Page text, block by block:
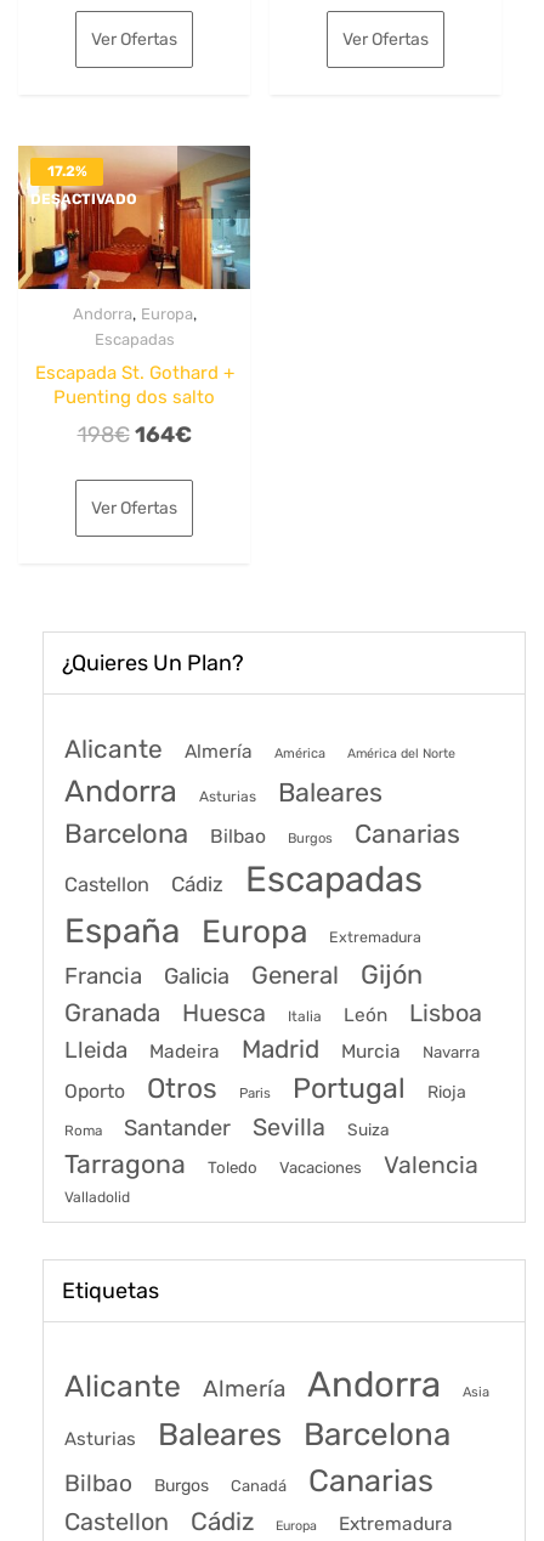
original
era: es:
Ver Ofertas
original
era:
es:
Ver Ofertas
17.2%
DESACTIVADO
Andorra, Europa,
Escapadas
Escapada St. Gothard +
Puenting dos salto
198€ El
original
era:
164€El
es:
Ver Ofertas
¿Quieres Un Plan?
Alicante Almería América América del Norte
Andorra Asturias Baleares
Barcelona Bilbao Burgos Canarias
Castellon Cádiz Escapadas
España Europa Extremadura
Francia Galicia General Gijón
Granada Huesca Italia León Lisboa
Lleida Madeira Madrid Murcia Navarra
Oporto Otros Paris Portugal Rioja
Roma Santander Sevilla Suiza
Tarragona Toledo Vacaciones Valencia
Valladolid
Etiquetas
Alicante Almería Andorra Asia
Asturias Baleares Barcelona
Bilbao Burgos Canadá Canarias
Castellon Cádiz Europa Extremadura